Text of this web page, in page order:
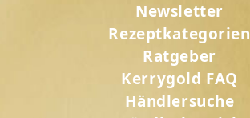
Newsletter
Rezeptkategorien
Ratgeber
Kerrygold FAQ
Händlersuche